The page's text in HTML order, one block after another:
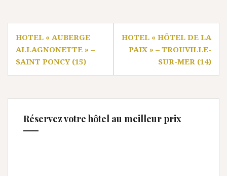
Navigation
de
l’article
HOTEL « AUBERGE
ALLAGNONETTE » –
SAINT PONCY (15)
HOTEL « HÔTEL DE LA
PAIX » – TROUVILLE-
SUR-MER (14)
Réservez votre hôtel au meilleur prix